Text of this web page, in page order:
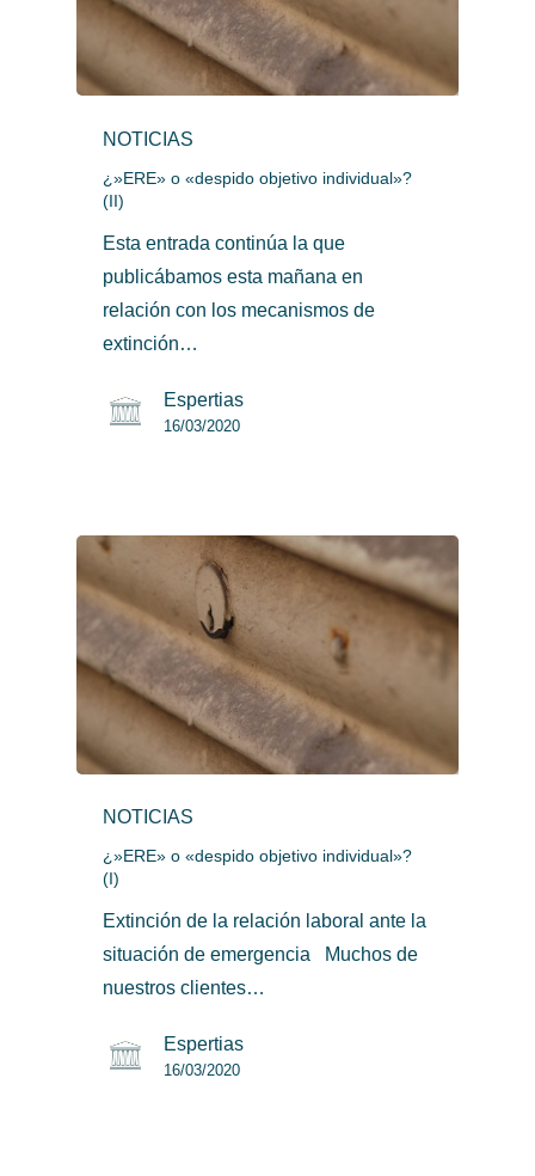
NOTICIAS
¿»ERE» o «despido objetivo individual»?
(II)
Esta entrada continúa la que
publicábamos esta mañana en
relación con los mecanismos de
extinción…
Espertias
16/03/2020
NOTICIAS
¿»ERE» o «despido objetivo individual»?
(I)
Extinción de la relación laboral ante la
situación de emergencia Muchos de
nuestros clientes…
Espertias
16/03/2020